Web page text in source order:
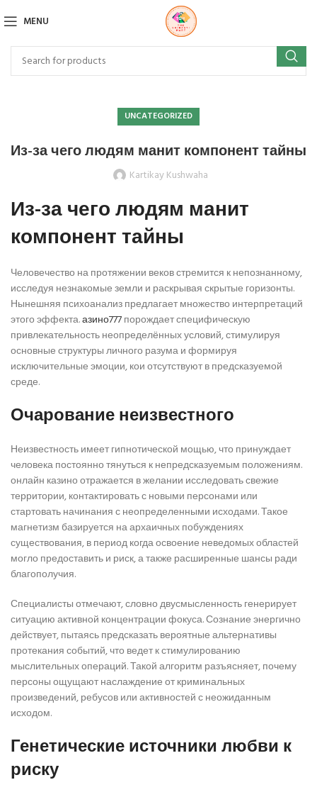
MENU
UNCATEGORIZED
Из-за чего людям манит компонент тайны
Kartikay Kushwaha
Из-за чего людям манит
компонент тайны
Человечество на протяжении веков стремится к непознанному,
исследуя незнакомые земли и раскрывая скрытые горизонты.
Нынешняя психоанализ предлагает множество интерпретаций
этого эффекта.азино777порождает специфическую
привлекательность неопределённых условий, стимулируя
основные структуры личного разума и формируя
исключительные эмоции, кои отсутствуют в предсказуемой
среде.
Очарование неизвестного
Неизвестность имеет гипнотической мощью, что принуждает
человека постоянно тянуться к непредсказуемым положениям.
онлайн казино отражается в желании исследовать свежие
территории, контактировать с новыми персонами или
стартовать начинания с неопределенными исходами. Такое
магнетизм базируется на архаичных побуждениях
существования, в период когда освоение неведомых областей
могло предоставить и риск, а также расширенные шансы ради
благополучия.
Специалисты отмечают, словно двусмысленность генерирует
ситуацию активной концентрации фокуса. Сознание энергично
действует, пытаясь предсказать вероятные альтернативы
протекания событий, что ведет к стимулированию
мыслительных операций. Такой алгоритм разъясняет, почему
персоны ощущают наслаждение от криминальных
произведений, ребусов или активностей с неожиданным
исходом.
Генетические источники любви к
риску